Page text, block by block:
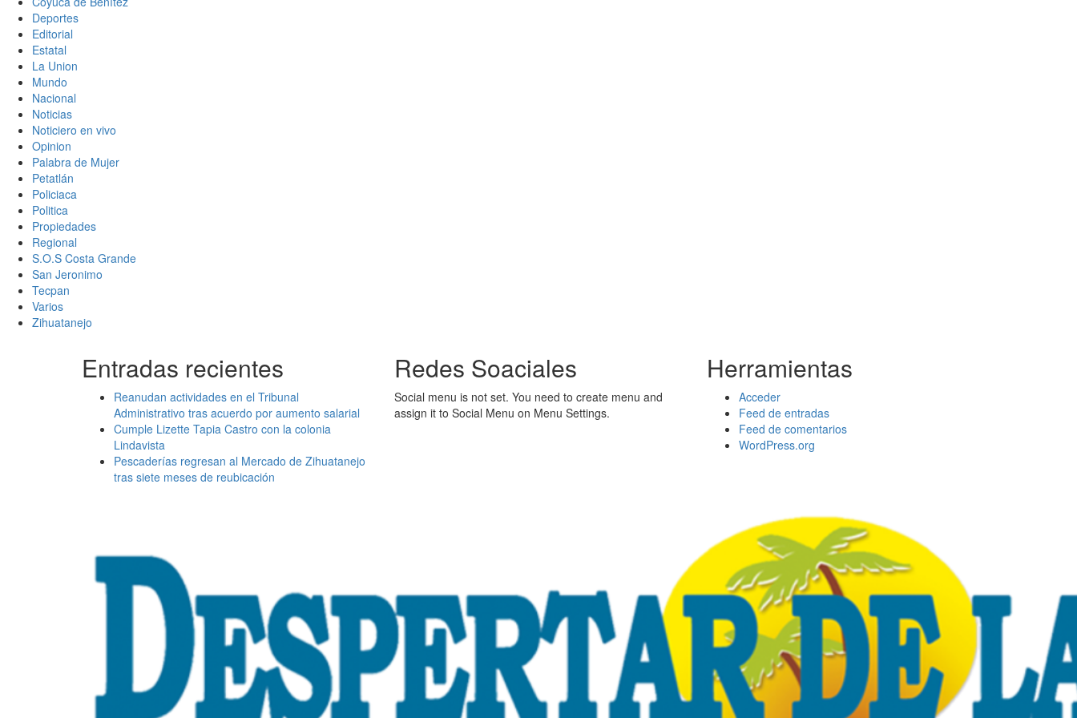
Deportes
Editorial
Estatal
La Union
Mundo
Nacional
Noticias
Noticiero en vivo
Opinion
Palabra de Mujer
Petatlán
Policiaca
Politica
Propiedades
Regional
S.O.S Costa Grande
San Jeronimo
Tecpan
Varios
Zihuatanejo
Entradas recientes
Reanudan actividades en el Tribunal
Administrativo tras acuerdo por aumento salarial
Cumple Lizette Tapia Castro con la colonia
Lindavista
Pescaderías regresan al Mercado de Zihuatanejo
tras siete meses de reubicación
Redes Soaciales
Social menu is not set. You need to create menu and
assign it to Social Menu on Menu Settings.
Herramientas
Acceder
Feed de entradas
Feed de comentarios
WordPress.org